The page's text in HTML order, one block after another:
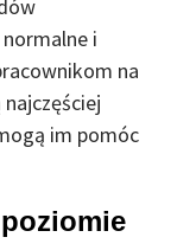
normalne i
na
im pomóc